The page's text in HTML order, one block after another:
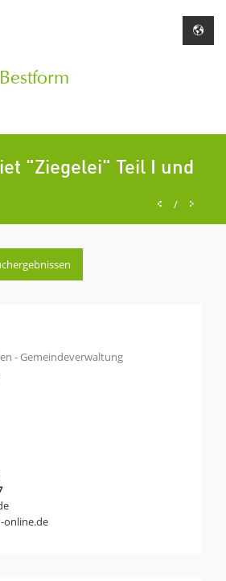
"Ziegelei" Teil I und
/
- Gemeindeverwaltung
online.de